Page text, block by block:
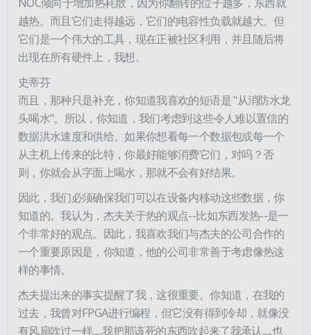
越热。而且它们走得越远，它们的电容性负载就越大。但
它们是一个伟大的工具，现在正被社区利用，并且随后将
出现在所有硬件上，我想。
史蒂芬
而且，那种只是补充，你知道我喜欢的短语是 "从消防水龙
头喝水"。所以，你知道，我们考虑到这些令人难以置信的
数据洪水速度和供给。如果你想看每一个数据包或每一个
从主机上传来的比特，你最好能够消费它们，对吗？否
则，你就会从字面上喝水，那就不会有好结果。
因此，我们必须确保我们可以在设备内移动这些数据，你
知道的。我认为，杰夫关于热的观点--比如东西发热--是一
个非常好的观点。因此，我喜欢我们与杰夫的公司合作的
一个重要原因是，你知道，他的公司非常善于考虑像热这
样的事情。
杰夫提出来的事实提醒了我，这很重要。你知道，在我的
过去，我曾对FPGA进行编程，但它没有得到冷却，就像没
有风扇吹过一样......我把那该死的东西吹起来了我承认......也